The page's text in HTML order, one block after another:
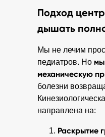
Подход
дышать
Мы не лечим
педиатров. Но
механическую
болезни
направлена на:
Раскрытие